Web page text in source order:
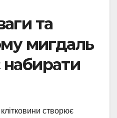
та
мигдаль
створює